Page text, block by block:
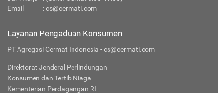
Email
:cs@cermati.com
Layanan Pengaduan Konsumen
PT Agregasi Cermat Indonesia - cs@cermati.com
Direktorat Jenderal Perlindungan
Konsumen dan Tertib Niaga
Kementerian Perdagangan RI